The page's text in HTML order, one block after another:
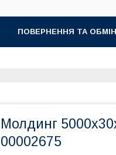
ПОВЕРНЕННЯ ТА ОБМІН
Молдинг
00002675